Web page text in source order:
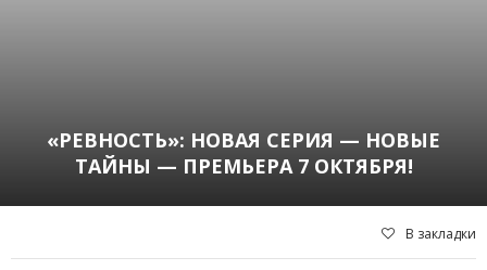
«РЕВНОСТЬ»: НОВАЯ СЕРИЯ — НОВЫЕ
ТАЙНЫ — ПРЕМЬЕРА 7 ОКТЯБРЯ!
В закладки